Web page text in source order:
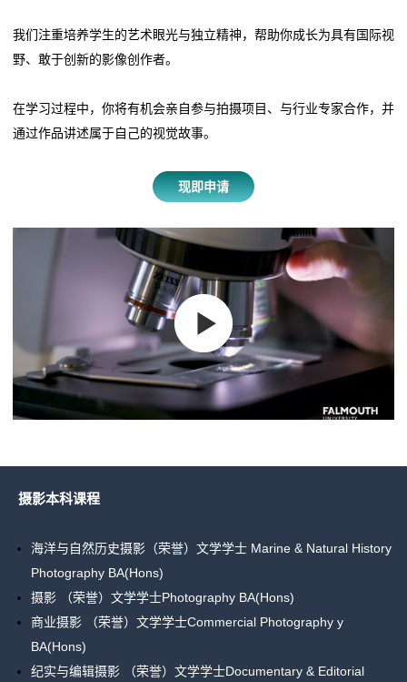
我们注重培养学生的艺术眼光与独立精神，帮助你成长为具有国际视
野、敢于创新的影像创作者。
在学习过程中，你将有机会亲自参与拍摄项目、与行业专家合作，并
通过作品讲述属于自己的视觉故事。
现即申请
摄影本科课程
海洋与自然历史摄影（荣誉）文学学士 Marine & Natural History
Photography BA(Hons)
摄影 （荣誉）文学学士Photography BA(Hons)
商业摄影 （荣誉）文学学士Commercial Photography y
BA(Hons)
纪实与编辑摄影 （荣誉）文学学士Documentary & Editorial